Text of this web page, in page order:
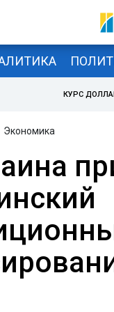
КУРС
Экономика